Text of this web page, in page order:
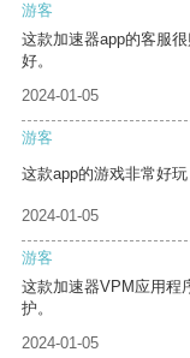
游客
这款加速器app的客服
好。
2024-01-05
游客
这款app的游戏非常好玩
2024-01-05
游客
这款加速器VPM应用程
护。
2024-01-05